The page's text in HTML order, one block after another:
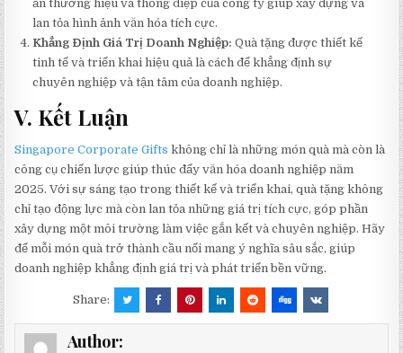
ấn thương hiệu và thông điệp của công ty giúp xây dựng và
lan tỏa hình ảnh văn hóa tích cực.
Khẳng Định Giá Trị Doanh Nghiệp: Quà tặng được thiết kế
tinh tế và triển khai hiệu quả là cách để khẳng định sự
chuyên nghiệp và tận tâm của doanh nghiệp.
V. Kết Luận
Singapore Corporate Gifts không chỉ là những món quà mà còn là
công cụ chiến lược giúp thúc đẩy văn hóa doanh nghiệp năm
2025. Với sự sáng tạo trong thiết kế và triển khai, quà tặng không
chỉ tạo động lực mà còn lan tỏa những giá trị tích cực, góp phần
xây dựng một môi trường làm việc gắn kết và chuyên nghiệp. Hãy
để mỗi món quà trở thành cầu nối mang ý nghĩa sâu sắc, giúp
doanh nghiệp khẳng định giá trị và phát triển bền vững.
Share:
Author: